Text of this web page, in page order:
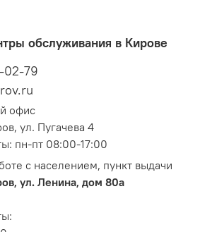
обслуживания в Кирове
02-79
офис
ул. Пугачева 4
пн-пт 08:00-17:00
с населением, пункт выдачи
ул. Ленина, дом 80а